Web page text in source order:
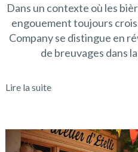
Dans un contexte où les
engouement toujours
Company se distingue en
de breuvages dans
Lire la suite